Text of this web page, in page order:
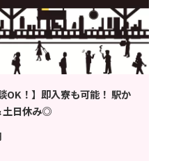
OK！】即入寮も可能！ 駅か
土日休み◎